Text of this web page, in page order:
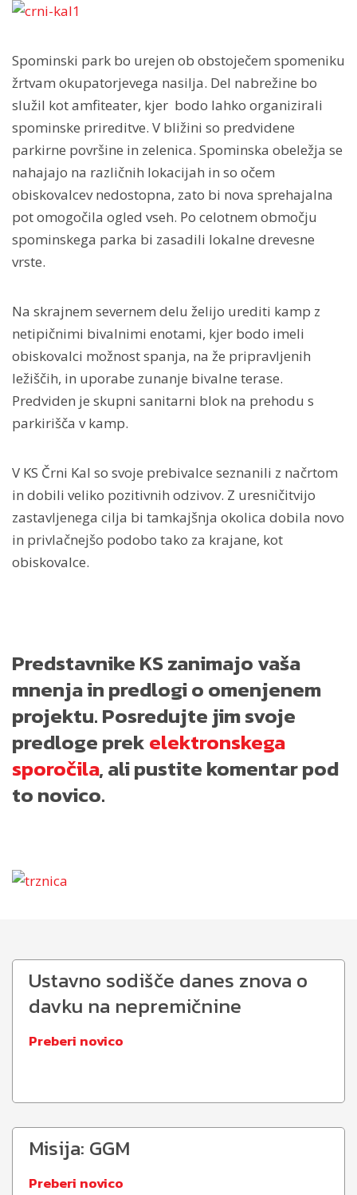
Spominski park bo urejen ob obstoječem spomeniku
žrtvam okupatorjevega nasilja. Del nabrežine bo
služil kot amfiteater, kjer bodo lahko organizirali
spominske prireditve. V bližini so predvidene
parkirne površine in zelenica. Spominska obeležja se
nahajajo na različnih lokacijah in so očem
obiskovalcev nedostopna, zato bi nova sprehajalna
pot omogočila ogled vseh. Po celotnem območju
spominskega parka bi zasadili lokalne drevesne
vrste.
Na skrajnem severnem delu želijo urediti kamp z
netipičnimi bivalnimi enotami, kjer bodo imeli
obiskovalci možnost spanja, na že pripravljenih
ležiščih, in uporabe zunanje bivalne terase.
Predviden je skupni sanitarni blok na prehodu s
parkirišča v kamp.
V KS Črni Kal so svoje prebivalce seznanili z načrtom
in dobili veliko pozitivnih odzivov. Z uresničitvijo
zastavljenega cilja bi tamkajšnja okolica dobila novo
in privlačnejšo podobo tako za krajane, kot
obiskovalce.
Predstavnike KS zanimajo vaša
mnenja in predlogi o omenjenem
projektu. Posredujte jim svoje
predloge prekelektronskega
sporočila, ali pustite komentar pod
to novico.
Ustavno sodišče danes znova o
davku na nepremičnine
Preberi novico
Misija: GGM
Preberi novico